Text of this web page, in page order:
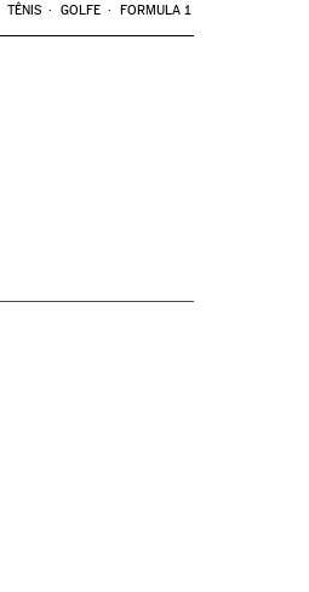
TÊNIS GOLFE FORMULA 1